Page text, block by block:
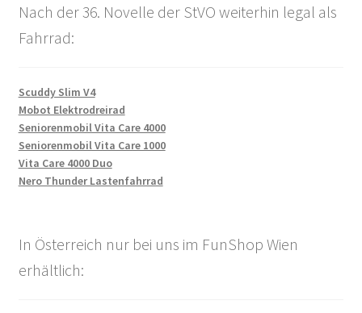
Nach der 36. Novelle der StVO weiterhin legal als
Fahrrad:
Scuddy Slim V4
Mobot Elektrodreirad
Seniorenmobil Vita Care 4000
Seniorenmobil Vita Care 1000
Vita Care 4000 Duo
Nero Thunder Lastenfahrrad
In Österreich nur bei uns im FunShop Wien
erhältlich: